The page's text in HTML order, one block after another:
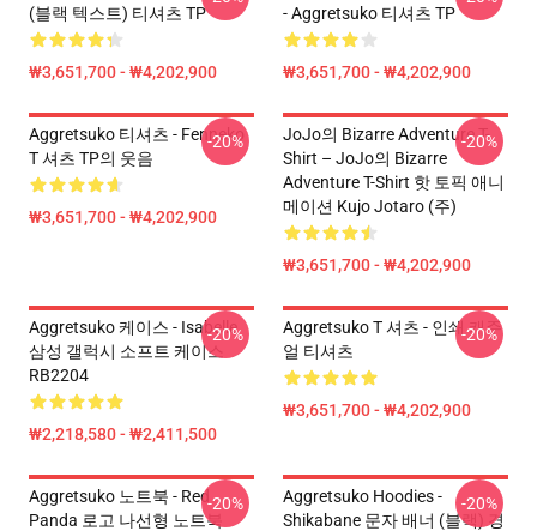
(블랙 텍스트) 티셔츠 TP
₩3,651,700 - ₩4,202,900
- Aggretsuko 티셔츠 TP
₩3,651,700 - ₩4,202,900
Aggretsuko 티셔츠 - Fenneko
T 셔츠 TP의 웃음
₩3,651,700 - ₩4,202,900
-20%
JoJo의 Bizarre Adventure T-
Shirt – JoJo의 Bizarre
Adventure T-Shirt 핫 토픽 애니
메이션 Kujo Jotaro (주)
₩3,651,700 - ₩4,202,900
-20%
Aggretsuko 케이스 - Isabelle
삼성 갤럭시 소프트 케이스
RB2204
₩2,218,580 - ₩2,411,500
-20%
Aggretsuko T 셔츠 - 인쇄 캐주
얼 티셔츠
₩3,651,700 - ₩4,202,900
-20%
Aggretsuko 노트북 - Red
Panda 로고 나선형 노트북
-20%
Aggretsuko Hoodies -
Shikabane 문자 배너 (블랙) 경
-20%